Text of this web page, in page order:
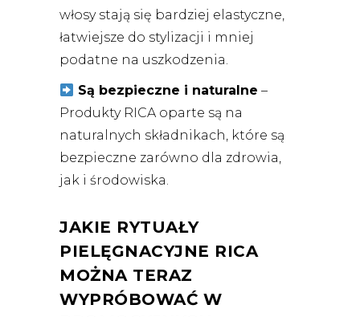
włosy stają się bardziej elastyczne,
łatwiejsze do stylizacji i mniej
podatne na uszkodzenia.
Są bezpieczne i naturalne –
Produkty RICA oparte są na
naturalnych składnikach, które są
bezpieczne zarówno dla zdrowia,
jak i środowiska.
JAKIE RYTUAŁY
PIELĘGNACYJNE RICA
MOŻNA TERAZ
WYPRÓBOWAĆ W